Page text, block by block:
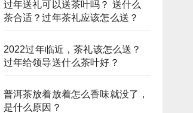
过年送礼可以送茶叶吗？ 送什么
茶合适？过年茶礼应该怎么送？
2022过年临近，茶礼该怎么送？
过年给领导送什么茶叶好？
普洱茶放着放着怎么香味就没了，
是什么原因？